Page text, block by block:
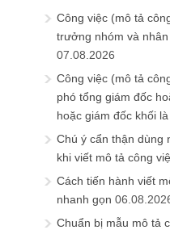
Công việc (mô tả
trưởng nhóm và
07.08.2026
Công việc (mô tả
phó tổng giám đốc
hoặc giám đốc khối
Chú ý cẩn thận dùng
khi viết mô tả công
Cách tiến hành viết
nhanh gọn
Chuẩn bị mẫu mô tả